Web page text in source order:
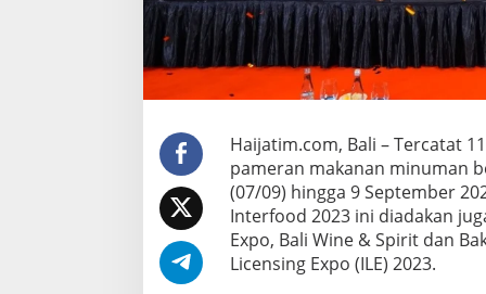
m
a
n
t
e
r
n
a
s
i
Haijatim.com, Bali – Tercatat
pameran makanan minuman
(07/09) hingga 9 September
Interfood 2023 ini diadakan
Expo, Bali Wine & Spirit dan
Licensing Expo (ILE) 2023.